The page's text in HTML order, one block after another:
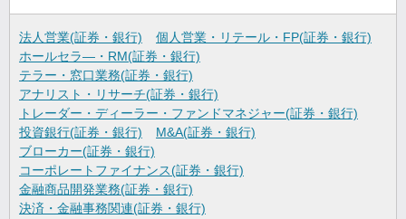
法人営業(証券・銀行)
個人営業・リテール・FP(証券・銀行)
ホールセラ―・RM(証券・銀行)
テラー・窓口業務(証券・銀行)
アナリスト・リサーチ(証券・銀行)
トレーダー・ディーラー・ファンドマネジャー(証券・銀行)
投資銀行(証券・銀行)
M&A(証券・銀行)
ブローカー(証券・銀行)
コーポレートファイナンス(証券・銀行)
金融商品開発業務(証券・銀行)
決済・金融事務関連(証券・銀行)